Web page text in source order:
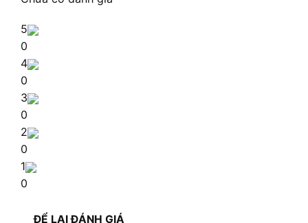
5
0
4
0
3
0
2
0
1
0
ĐỂ LẠI ĐÁNH GIÁ